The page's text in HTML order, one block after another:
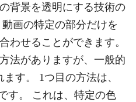
背景を透明にする技術の
画の特定の部分だけを
わせることができます。
法がありますが、一般的
す。 1つ目の方法は、
す。 これは、特定の色